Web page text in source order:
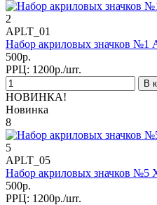
2
APLT_01
Набор акриловых значков №1
500р.
РРЦ: 1200р./шт.
В
НОВИНКА!
Новинка
8
5
APLT_05
Набор акриловых значков №5
500р.
РРЦ: 1200р./шт.